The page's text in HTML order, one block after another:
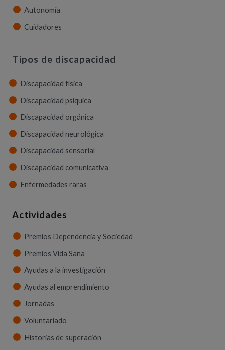
Autonomía
Cuidadores
Tipos de discapacidad
Discapacidad física
Discapacidad psíquica
Discapacidad orgánica
Discapacidad neurológica
Discapacidad sensorial
Discapacidad comunicativa
Enfermedades raras
Actividades
Premios Dependencia y Sociedad
Premios Vida Sana
Ayudas a la investigación
Ayudas al emprendimiento
Jornadas
Voluntariado
Historias de superación